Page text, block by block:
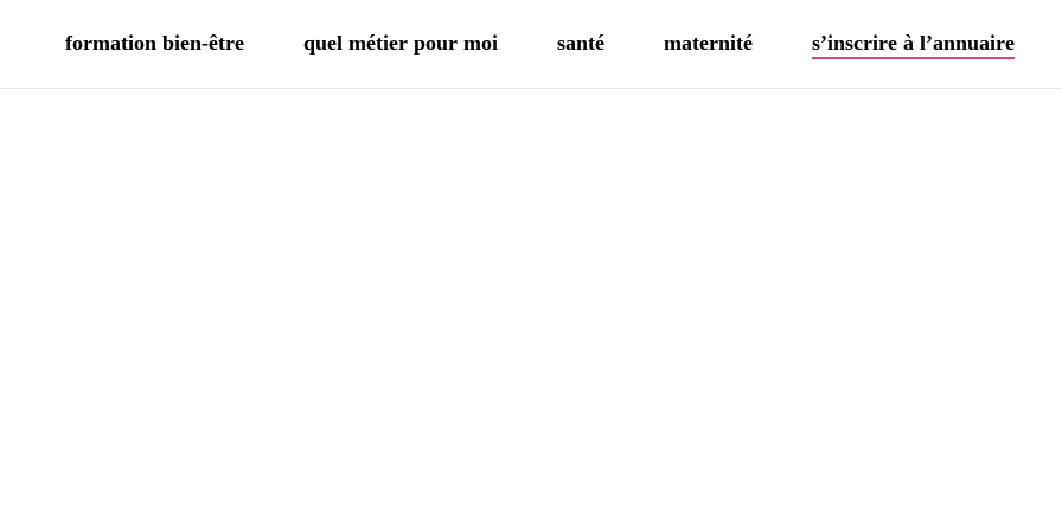
formation bien-être quel métier pour moi santé maternité s’inscrire à l’annuaire